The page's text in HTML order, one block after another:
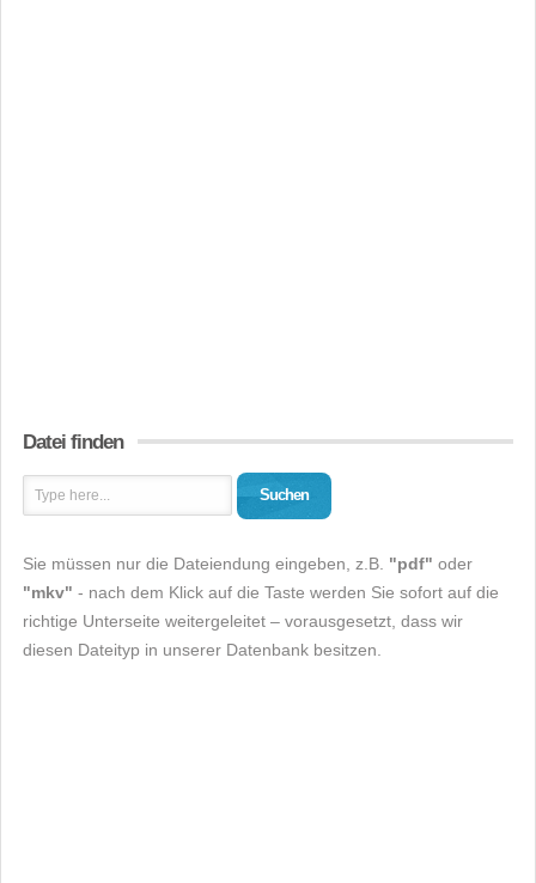
Datei finden
Suchen
Sie müssen nur die Dateiendung eingeben, z.B. "pdf" oder
"mkv" - nach dem Klick auf die Taste werden Sie sofort auf die
richtige Unterseite weitergeleitet – vorausgesetzt, dass wir
diesen Dateityp in unserer Datenbank besitzen.